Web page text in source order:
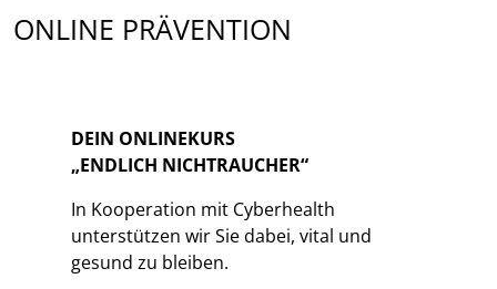
ONLINE PRÄVENTION
DEIN ONLINEKURS
„ENDLICH NICHTRAUCHER“
In Kooperation mit Cyberhealth
unterstützen wir Sie dabei, vital und
gesund zu bleiben.